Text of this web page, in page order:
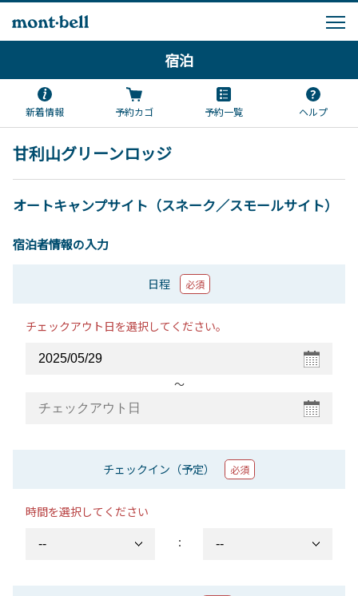
宿泊
新着情報 予約カゴ 予約一覧 ヘルプ
甘利山グリーンロッジ
オートキャンプサイト（スネーク／スモールサイト）
宿泊者情報の入力
日程 必須
チェックアウト日を選択してください。
〜
チェックイン（予定） 必須
時間を選択してください
：